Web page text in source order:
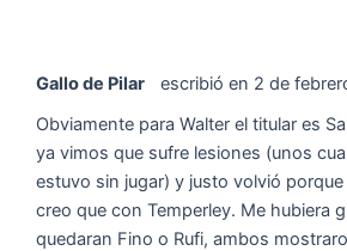
Gallo de Pilar escribió en 2 de
Obviamente para Walter el titular es
ya vimos que sufre lesiones (unos
estuvo sin jugar) y justo volvió
creo que con Temperley. Me hubiera
quedaran Fino o Rufi, ambos